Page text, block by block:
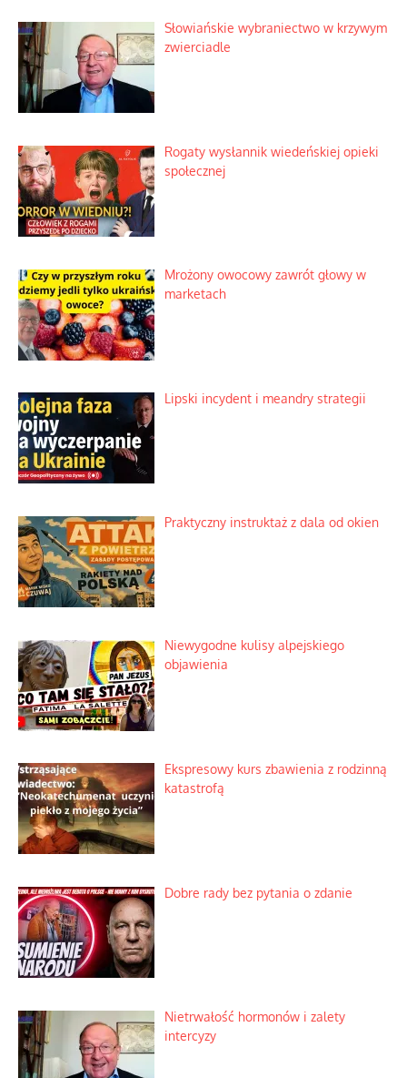
Słowiańskie wybraniectwo w krzywym
zwierciadle
Rogaty wysłannik wiedeńskiej opieki
społecznej
Mrożony owocowy zawrót głowy w
marketach
Lipski incydent i meandry strategii
Praktyczny instruktaż z dala od okien
Niewygodne kulisy alpejskiego
objawienia
Ekspresowy kurs zbawienia z rodzinną
katastrofą
Dobre rady bez pytania o zdanie
Nietrwałość hormonów i zalety
intercyzy